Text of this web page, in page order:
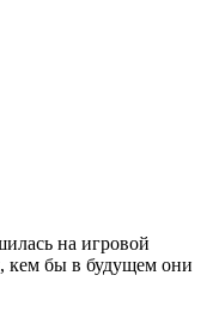
на игровой
кем бы в будущем они